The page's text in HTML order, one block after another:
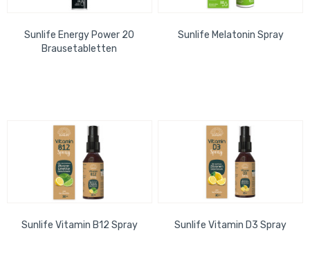
Sunlife Energy Power 20
Brausetabletten
Sunlife Melatonin Spray
Sunlife Vitamin B12 Spray Sunlife Vitamin D3 Spray